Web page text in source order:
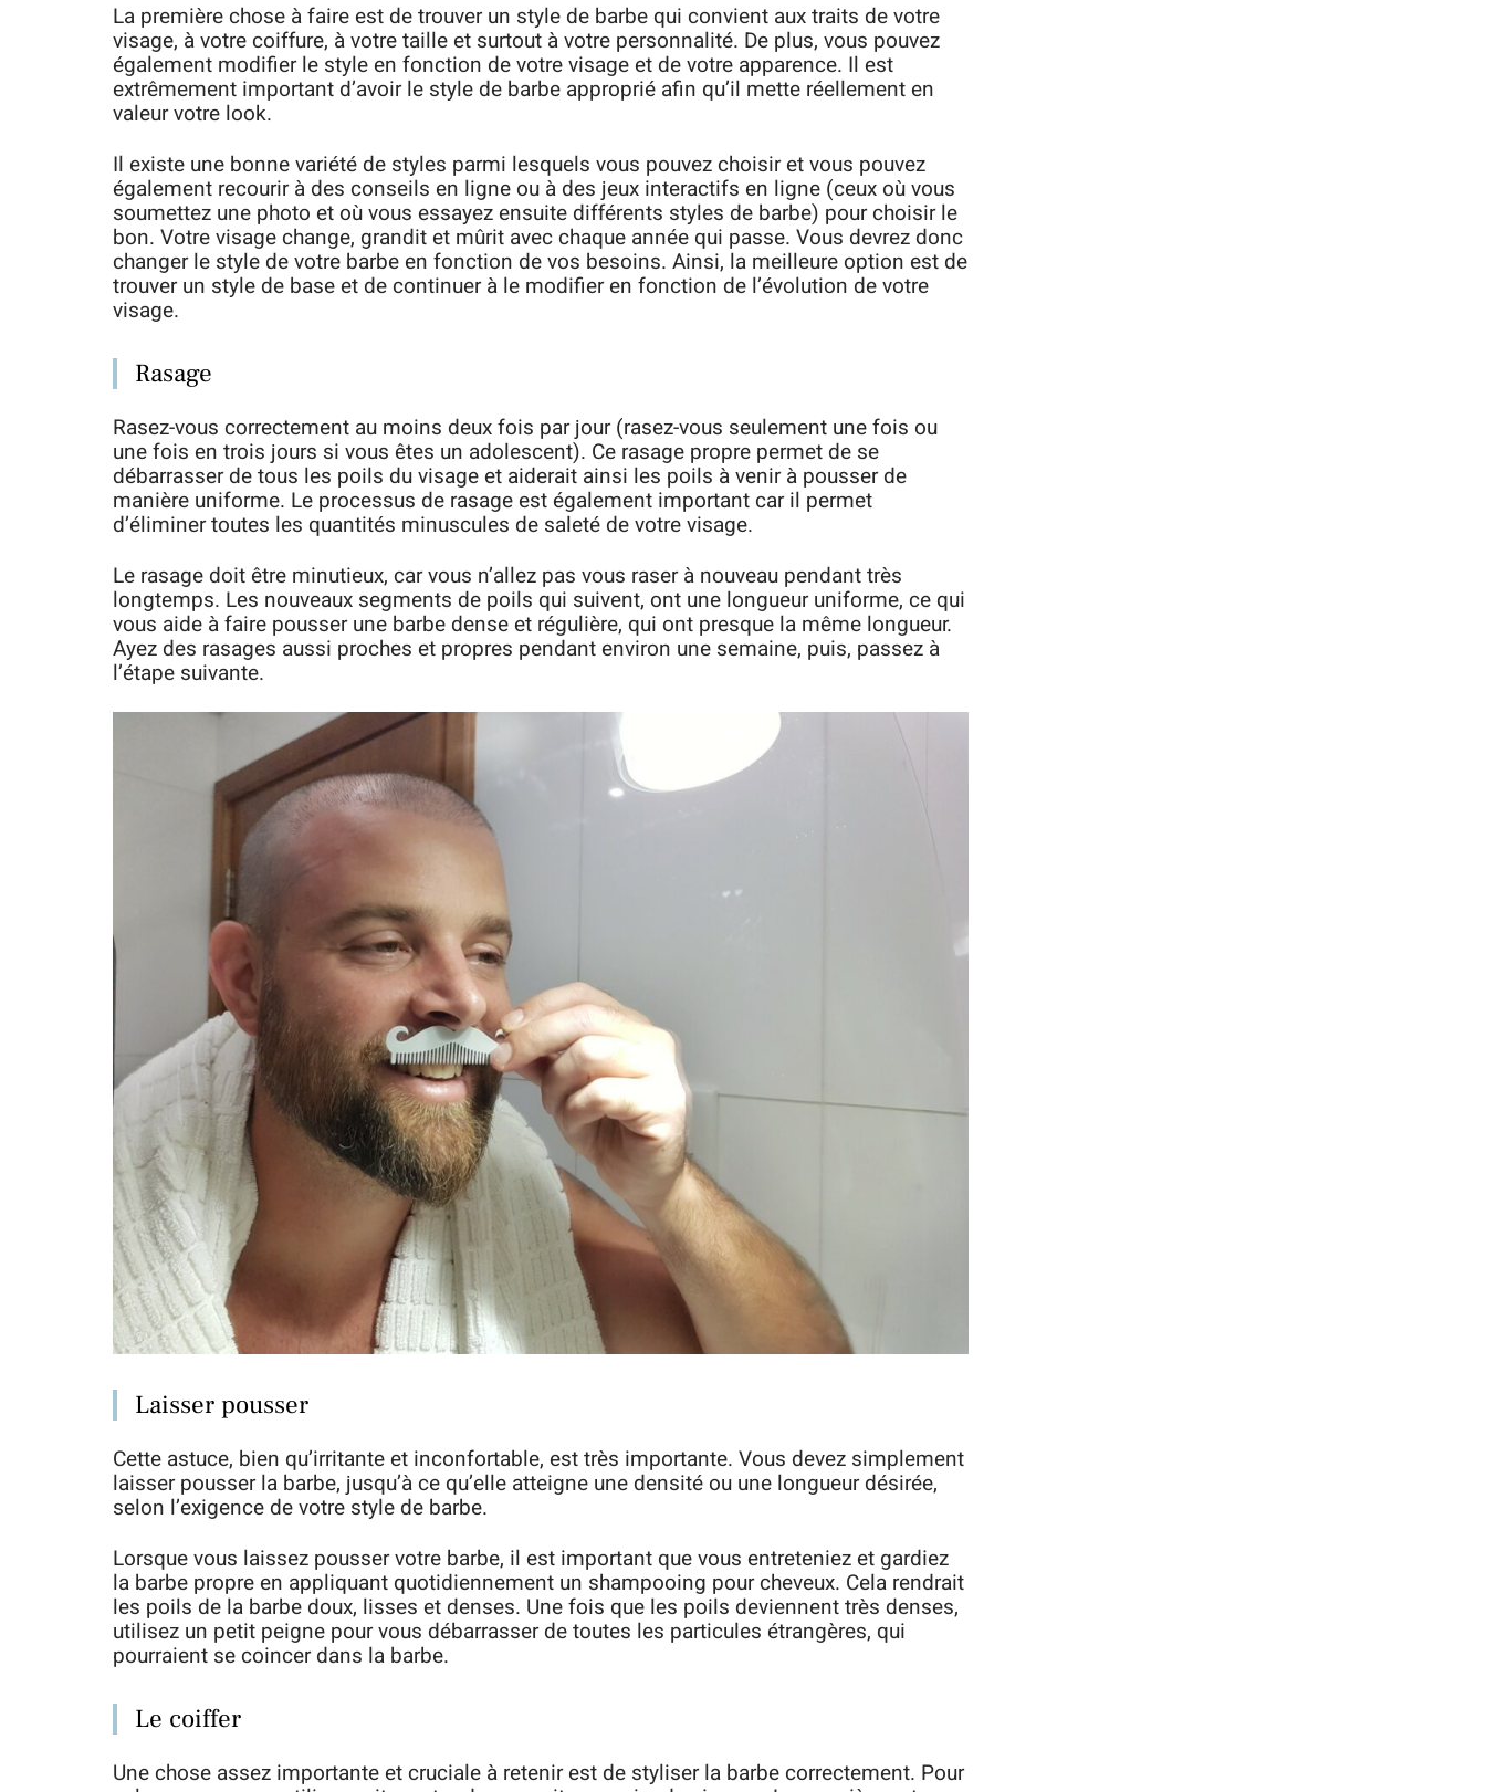
La première chose à faire est de trouver un style de barbe qui convient aux traits de votre
visage, à votre coiffure, à votre taille et surtout à votre personnalité. De plus, vous pouvez
également modifier le style en fonction de votre visage et de votre apparence. Il est
extrêmement important d’avoir le style de barbe approprié afin qu’il mette réellement en
valeur votre look.
Il existe une bonne variété de styles parmi lesquels vous pouvez choisir et vous pouvez
également recourir à des conseils en ligne ou à des jeux interactifs en ligne (ceux où vous
soumettez une photo et où vous essayez ensuite différents styles de barbe) pour choisir le
bon. Votre visage change, grandit et mûrit avec chaque année qui passe. Vous devrez donc
changer le style de votre barbe en fonction de vos besoins. Ainsi, la meilleure option est de
trouver un style de base et de continuer à le modifier en fonction de l’évolution de votre
visage.
Rasage
Rasez-vous correctement au moins deux fois par jour (rasez-vous seulement une fois ou
une fois en trois jours si vous êtes un adolescent). Ce rasage propre permet de se
débarrasser de tous les poils du visage et aiderait ainsi les poils à venir à pousser de
manière uniforme. Le processus de rasage est également important car il permet
d’éliminer toutes les quantités minuscules de saleté de votre visage.
Le rasage doit être minutieux, car vous n’allez pas vous raser à nouveau pendant très
longtemps. Les nouveaux segments de poils qui suivent, ont une longueur uniforme, ce qui
vous aide à faire pousser une barbe dense et régulière, qui ont presque la même longueur.
Ayez des rasages aussi proches et propres pendant environ une semaine, puis, passez à
l’étape suivante.
Laisser pousser
Cette astuce, bien qu’irritante et inconfortable, est très importante. Vous devez simplement
laisser pousser la barbe, jusqu’à ce qu’elle atteigne une densité ou une longueur désirée,
selon l’exigence de votre style de barbe.
Lorsque vous laissez pousser votre barbe, il est important que vous entreteniez et gardiez
la barbe propre en appliquant quotidiennement un shampooing pour cheveux. Cela rendrait
les poils de la barbe doux, lisses et denses. Une fois que les poils deviennent très denses,
utilisez un petit peigne pour vous débarrasser de toutes les particules étrangères, qui
pourraient se coincer dans la barbe.
Le coiffer
Une chose assez importante et cruciale à retenir est de styliser la barbe correctement. Pour